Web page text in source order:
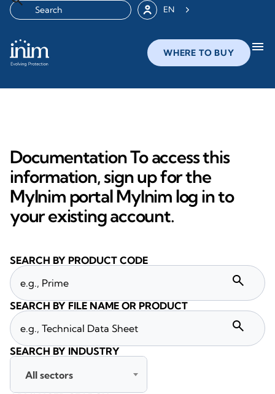
EN
WHERE TO BUY menu
Documentation To access this
information, sign up for the
MyInim portal MyInim log in to
your existing account.
SEARCH BY PRODUCT CODE
search
SEARCH BY FILE NAME OR PRODUCT
search
SEARCH BY INDUSTRY
All sectors